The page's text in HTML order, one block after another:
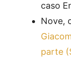
caso
Nove,
parte